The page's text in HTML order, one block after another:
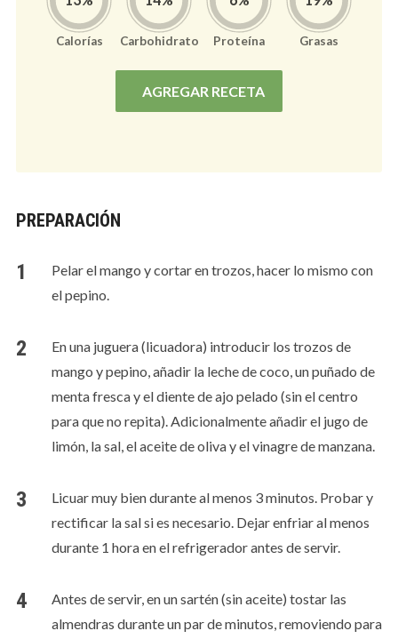
Calorías Carbohidrato Proteína Grasas
Nutrición por porción(2)
Calorías 261/2000kcal
AGREGAR RECETA
PREPARACIÓN
Pelar el mango y cortar en trozos, hacer lo mismo con
el pepino.
En una juguera (licuadora) introducir los trozos de
mango y pepino, añadir la leche de coco, un puñado de
menta fresca y el diente de ajo pelado (sin el centro
para que no repita). Adicionalmente añadir el jugo de
limón, la sal, el aceite de oliva y el vinagre de manzana.
Licuar muy bien durante al menos 3 minutos. Probar y
rectificar la sal si es necesario. Dejar enfriar al menos
durante 1 hora en el refrigerador antes de servir.
Antes de servir, en un sartén (sin aceite) tostar las
almendras durante un par de minutos, removiendo para